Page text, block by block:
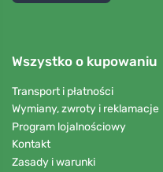
Wszystko o kupowaniu
Transport i płatności
Wymiany, zwroty i reklamacje
Program lojalnościowy
Kontakt
Zasady i warunki